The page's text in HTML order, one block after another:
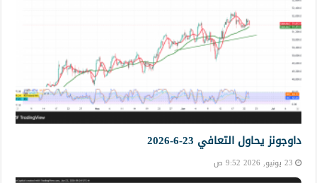
داوجونز يحاول التعافي 23-6-2026
23 يونيو, 2026 9:52 ص